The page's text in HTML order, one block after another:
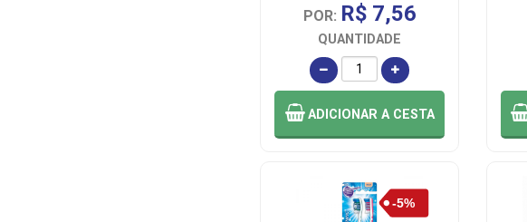
POR: R$ 7,56
QUANTIDADE
ADICIONAR A CESTA